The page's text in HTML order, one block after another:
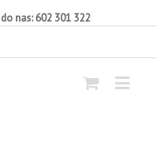
nas: 602 301 322